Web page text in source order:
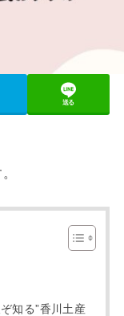
送る
知る”香川土産